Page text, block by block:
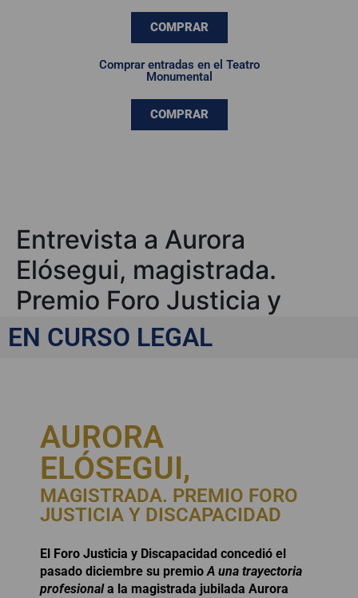
COMPRAR
Comprar entradas en el Teatro
Monumental
COMPRAR
Entrevista a Aurora
Elósegui, magistrada.
Premio Foro Justicia y
Discapacidad
EN CURSO LEGAL
AURORA
ELÓSEGUI,
MAGISTRADA. PREMIO FORO
JUSTICIA Y DISCAPACIDAD
El Foro Justicia y Discapacidad concedió el
pasado diciembre su premioA una trayectoria
profesionala la magistrada jubilada Aurora